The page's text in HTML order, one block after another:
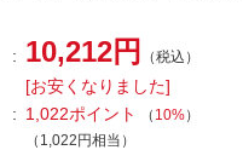
10,212円 （税込）
[お安くなりました]
1,022ポイント （ 10%）
（1,022円相当）